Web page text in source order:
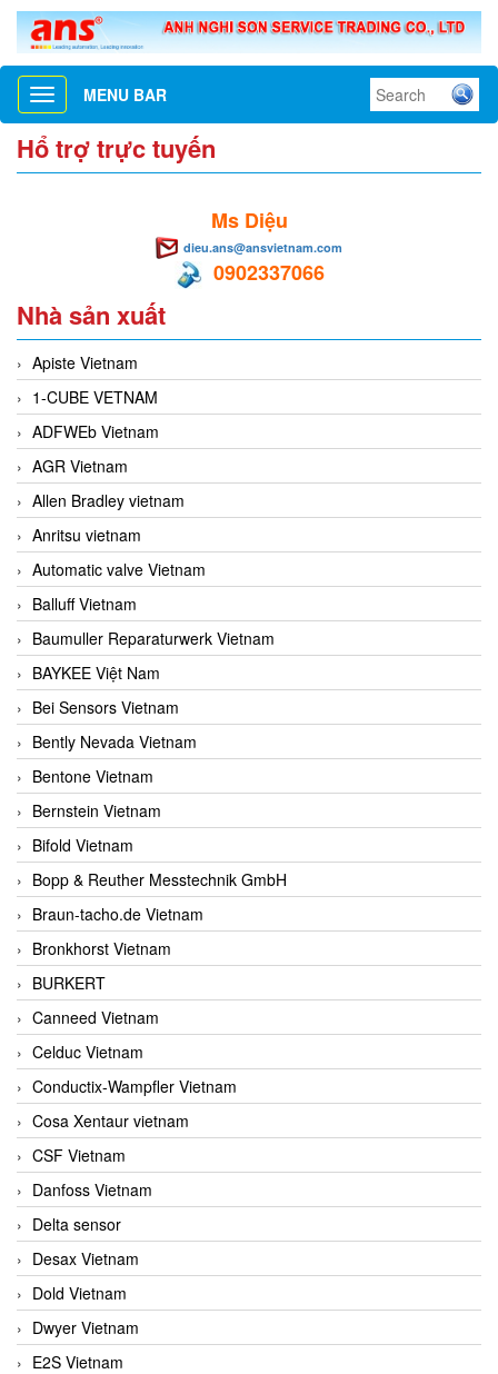
Toggle
navigation
MENU BAR
Hổ trợ trực tuyến
Ms Diệu
dieu.ans@ansvietnam.com
0902337066
Nhà sản xuất
Apiste Vietnam
1-CUBE VETNAM
ADFWEb Vietnam
AGR Vietnam
Allen Bradley vietnam
Anritsu vietnam
Automatic valve Vietnam
Balluff Vietnam
Baumuller Reparaturwerk Vietnam
BAYKEE Việt Nam
Bei Sensors Vietnam
Bently Nevada Vietnam
Bentone Vietnam
Bernstein Vietnam
Bifold Vietnam
Bopp & Reuther Messtechnik GmbH
Braun-tacho.de Vietnam
Bronkhorst Vietnam
BURKERT
Canneed Vietnam
Celduc Vietnam
Conductix-Wampfler Vietnam
Cosa Xentaur vietnam
CSF Vietnam
Danfoss Vietnam
Delta sensor
Desax Vietnam
Dold Vietnam
Dwyer Vietnam
E2S Vietnam